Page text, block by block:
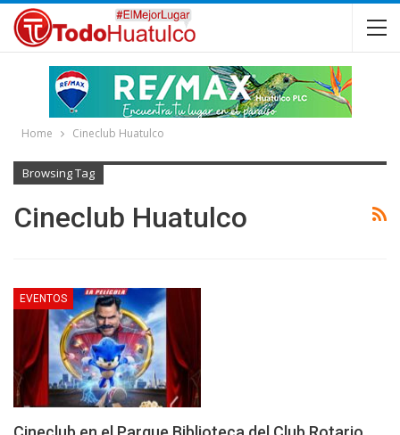
Home Cineclub Huatulco
Browsing Tag
Cineclub Huatulco
EVENTOS